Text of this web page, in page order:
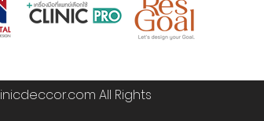
All Rights